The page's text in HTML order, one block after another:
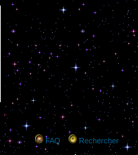
FAQ Rechercher